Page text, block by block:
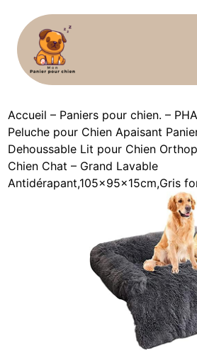
Accueil – Paniers pour chien. –
Peluche pour Chien Apaisant
Dehoussable Lit pour Chien
Chien Chat – Grand Lavable
Antidérapant,105x95x15cm,Gris